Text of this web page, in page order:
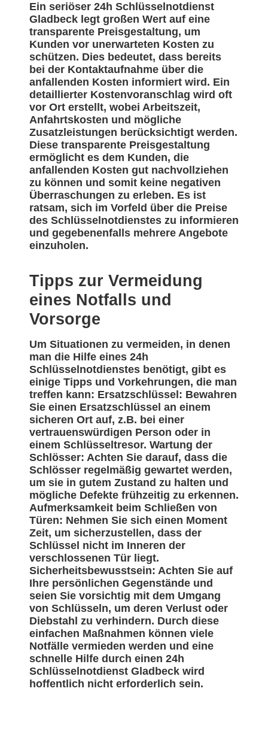
Ein seriöser 24h Schlüsselnotdienst
Gladbeck legt großen Wert auf eine
transparente Preisgestaltung, um
Kunden vor unerwarteten Kosten zu
schützen. Dies bedeutet, dass bereits
bei der Kontaktaufnahme über die
anfallenden Kosten informiert wird. Ein
detaillierter Kostenvoranschlag wird oft
vor Ort erstellt, wobei Arbeitszeit,
Anfahrtskosten und mögliche
Zusatzleistungen berücksichtigt werden.
Diese transparente Preisgestaltung
ermöglicht es dem Kunden, die
anfallenden Kosten gut nachvollziehen
zu können und somit keine negativen
Überraschungen zu erleben. Es ist
ratsam, sich im Vorfeld über die Preise
des Schlüsselnotdienstes zu informieren
und gegebenenfalls mehrere Angebote
einzuholen.
Tipps zur Vermeidung
eines Notfalls und
Vorsorge
Um Situationen zu vermeiden, in denen
man die Hilfe eines 24h
Schlüsselnotdienstes benötigt, gibt es
einige Tipps und Vorkehrungen, die man
treffen kann: Ersatzschlüssel: Bewahren
Sie einen Ersatzschlüssel an einem
sicheren Ort auf, z.B. bei einer
vertrauenswürdigen Person oder in
einem Schlüsseltresor. Wartung der
Schlösser: Achten Sie darauf, dass die
Schlösser regelmäßig gewartet werden,
um sie in gutem Zustand zu halten und
mögliche Defekte frühzeitig zu erkennen.
Aufmerksamkeit beim Schließen von
Türen: Nehmen Sie sich einen Moment
Zeit, um sicherzustellen, dass der
Schlüssel nicht im Inneren der
verschlossenen Tür liegt.
Sicherheitsbewusstsein: Achten Sie auf
Ihre persönlichen Gegenstände und
seien Sie vorsichtig mit dem Umgang
von Schlüsseln, um deren Verlust oder
Diebstahl zu verhindern. Durch diese
einfachen Maßnahmen können viele
Notfälle vermieden werden und eine
schnelle Hilfe durch einen 24h
Schlüsselnotdienst Gladbeck wird
hoffentlich nicht erforderlich sein.